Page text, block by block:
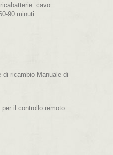
cavo
90 minuti
di ricambio Manuale di
il controllo remoto